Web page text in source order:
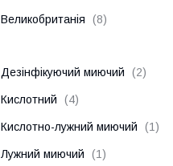
Великобританія 8
Дезінфікуючий миючий 2
Кислотний 4
Кислотно-лужний миючий 1
Лужний миючий 1